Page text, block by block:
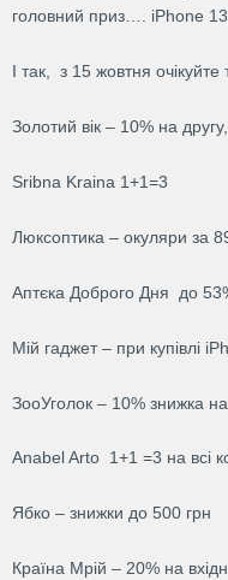
головний приз…. iPhone
І так, з 15 жовтня очікуйте
Золотий вік – 10% на
Sribna Kraina 1+1=3
Люксоптика – окуляри за
Аптєка Доброго Дня до
Мій гаджет – при купівлі
ЗооУголок – 10% знижка
Anabel Arto 1+1 =3 на всі
Ябко – знижки до 500 грн
Країна Мрій – 20% на